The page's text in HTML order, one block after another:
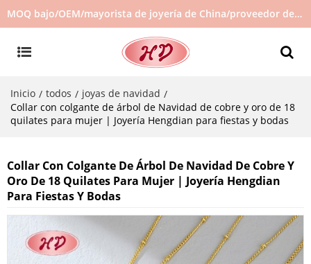
MOQ bajo/OEM/mayorista de joyería de China/proveedor de joyas/joyería de gran venta en stock/no hay joyas de segunda mano
Inicio / todos / joyas de navidad /
Collar con colgante de árbol de Navidad de cobre y oro de 18
quilates para mujer | Joyería Hengdian para fiestas y bodas
Collar Con Colgante De Árbol De Navidad De Cobre Y
Oro De 18 Quilates Para Mujer | Joyería Hengdian
Para Fiestas Y Bodas